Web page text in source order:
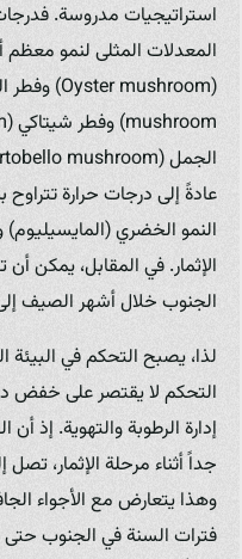
استراتيجيات مدروسة. فدرجات
المعدلات المثلى لنمو معظم
النمو الخضري (المايسيليوم)
الإثمار. في المقابل، يمكن
الجنوب خلال أشهر الصيف إلى 50 درجة
لذا، يصبح التحكم في البيئة
التحكم لا يقتصر على خفض
إدارة الرطوبة والتهوية. إذ
وهذا يتعارض مع الأجواء
فترات السنة في الجنوب حتى